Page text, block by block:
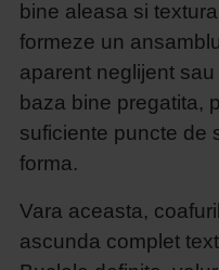
bine aleasa si
formeze un
aparent neglijent
baza bine pregatita,
suficiente puncte de
forma.
Vara aceasta,
ascunda complet